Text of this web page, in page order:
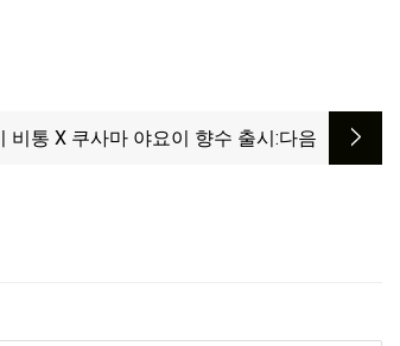
비통 X 쿠사마 야요이 향수 출시:다음